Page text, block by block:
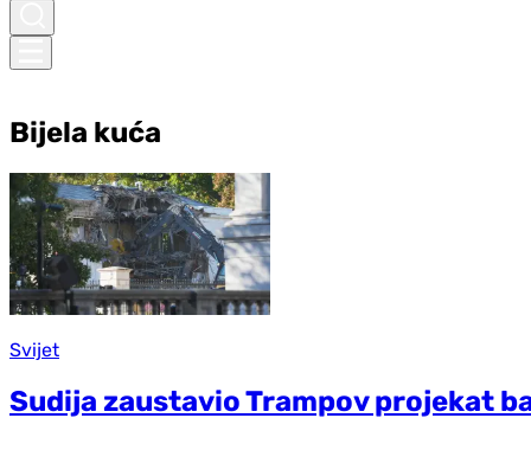
Bijela kuća
Svijet
Sudija zaustavio Trampov projekat